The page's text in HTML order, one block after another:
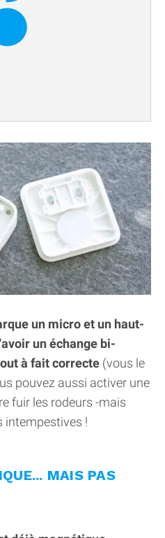
un micro et un haut-
un échange bi-
à fait correcte (vous le
pouvez aussi activer une
fuir les rodeurs -mais
!
MAIS PAS